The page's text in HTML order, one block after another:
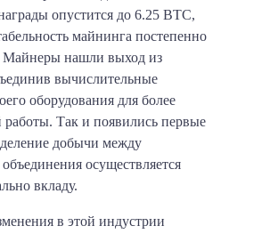
опустится до 6.25 BTC,
майнинга постепенно
Майнеры нашли выход из
вычислительные
оборудования для более
Так и появились первые
добычи между
осуществляется
вкладу.
в этой индустрии